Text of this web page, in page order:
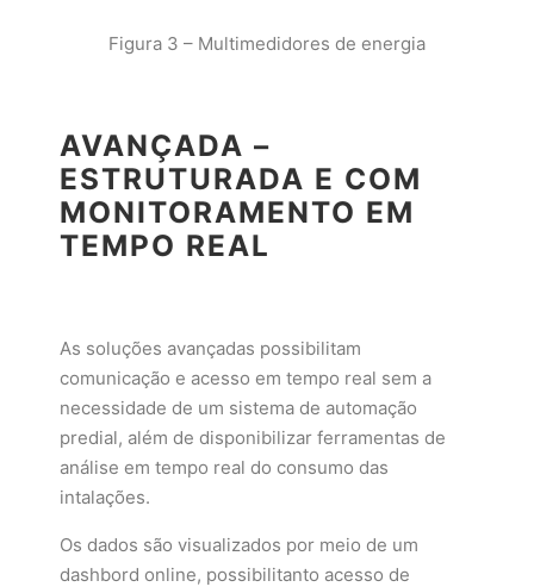
Figura 3 – Multimedidores de energia
AVANÇADA –
ESTRUTURADA E COM
MONITORAMENTO EM
TEMPO REAL
As soluções avançadas possibilitam
comunicação e acesso em tempo real sem a
necessidade de um sistema de automação
predial, além de disponibilizar ferramentas de
análise em tempo real do consumo das
intalações.
Os dados são visualizados por meio de um
dashbord online, possibilitanto acesso de